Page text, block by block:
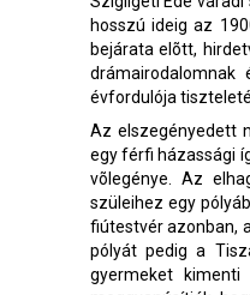
hosszú ideig az
bejárata elõtt,
drámairodalomnak
évfordulója
Az elszegényedett
egy férfi házassági
võlegénye. Az
szüleihez egy
fiútestvér azonban,
pólyát pedig a
gyermeket